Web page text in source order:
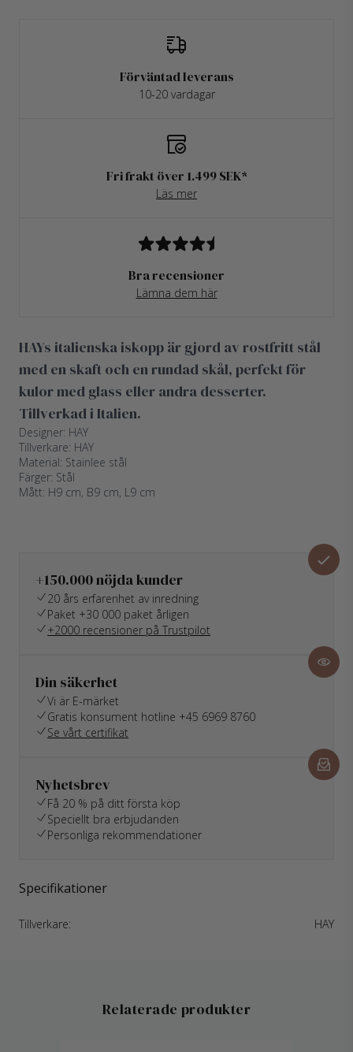
Förväntad leverans
10-20 vardagar
Fri frakt över 1.499 SEK*
Läs mer
Bra recensioner
Lämna dem här
HAYs italienska iskopp är gjord av rostfritt stål
med en skaft och en rundad skål, perfekt för
kulor med glass eller andra desserter.
Tillverkad i Italien.
Designer: HAY
Tillverkare: HAY
Material: Stainlee stål
Färger: Stål
Mått: H9 cm, B9 cm, L9 cm
+150.000 nöjda kunder
20 års erfarenhet av inredning
Paket +30 000 paket årligen
+2000 recensioner på Trustpilot
Din säkerhet
Vi är E-märket
Gratis konsument hotline +45 6969 8760
Se vårt certifikat
Nyhetsbrev
Få 20 % på ditt första köp
Speciellt bra erbjudanden
Personliga rekommendationer
Specifikationer
Tillverkare: HAY
Relaterade produkter